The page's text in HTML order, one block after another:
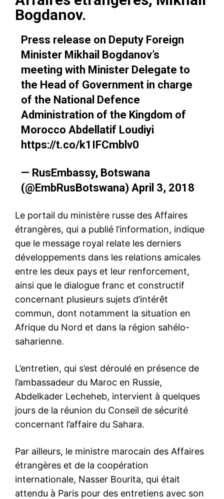
Bogdanov.
Press release on Deputy Foreign
Minister Mikhail Bogdanov’s
meeting with Minister Delegate to
the Head of Government in charge
of the National Defence
Administration of the Kingdom of
Morocco Abdellatif Loudiyi
https://t.co/k1IFCmblv0
— RusEmbassy, Botswana
(@EmbRusBotswana) April 3, 2018
Le portail du ministère russe des Affaires
étrangères, qui a publié l’information, indique
que le message royal relate les derniers
développements dans les relations amicales
entre les deux pays et leur renforcement,
ainsi que le dialogue franc et constructif
concernant plusieurs sujets d’intérêt
commun, dont notamment la situation en
Afrique du Nord et dans la région sahélo-
saharienne.
L’entretien, qui s’est déroulé en présence de
l’ambassadeur du Maroc en Russie,
Abdelkader Lecheheb, intervient à quelques
jours de la réunion du Conseil de sécurité
concernant l’affaire du Sahara.
Par ailleurs, le ministre marocain des Affaires
étrangères et de la coopération
internationale, Nasser Bourita, qui était
attendu à Paris pour des entretiens avec son